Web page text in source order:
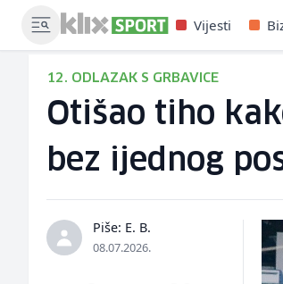
Vijesti
12. ODLAZAK S GRBAVICE
Otišao tiho
bez ijednog
Piše: E. B.
08.07.2026.